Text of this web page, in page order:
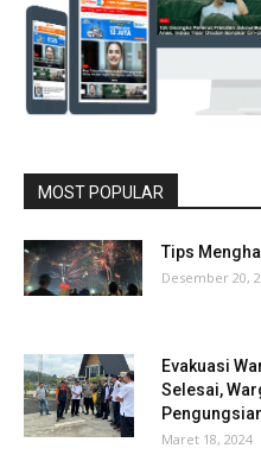
MOST POPULAR
Tips
Desember 20,
Evakuasi
Selesai,
Maret 18, 2024